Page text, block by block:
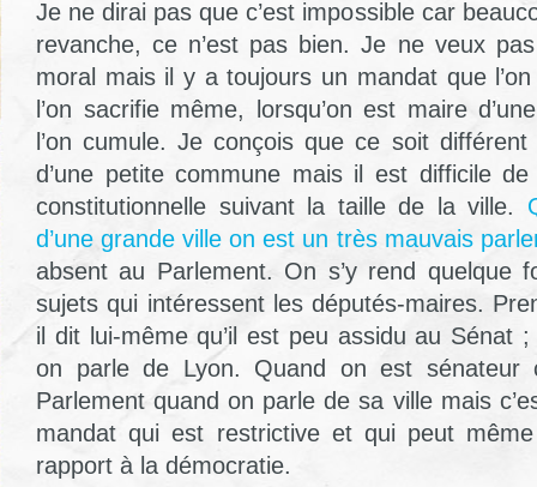
Je ne dirai pas que c’est impossible car
revanche, ce n’est pas bien. Je ne veux
moral mais il y a toujours un mandat que
l’on sacrifie même, lorsqu’on est maire
l’on cumule. Je conçois que ce soit
d’une petite commune mais il est difficile
constitutionnelle suivant la taille de la ville.
d’une grande ville on est un très mauvais
absent au Parlement. On s’y rend quelque
sujets qui intéressent les députés-maires.
il dit lui-même qu’il est peu assidu au Sénat
on parle de Lyon. Quand on est sénateur
Parlement quand on parle de sa ville mais
mandat qui est restrictive et qui peut
rapport à la démocratie.